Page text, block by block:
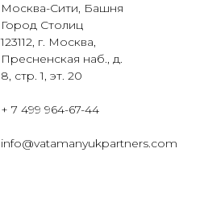
Москва-Сити, Башня
Город Столиц
123112, г. Москва,
Пресненская наб., д.
8, стр. 1, эт. 20
+ 7 499 964-67-44
info@vatamanyukpartners.com